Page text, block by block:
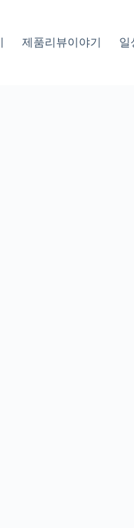
제품리뷰이야기 일